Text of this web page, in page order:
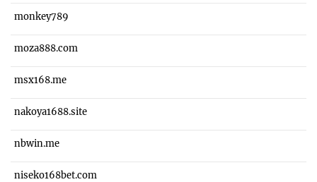
monkey789
moza888.com
msx168.me
nakoya1688.site
nbwin.me
niseko168bet.com